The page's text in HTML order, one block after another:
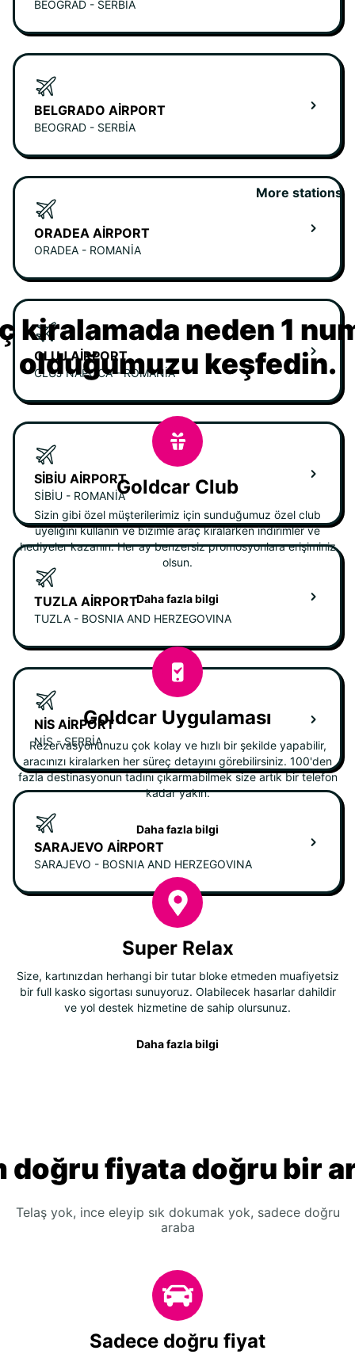
BEOGRAD - SERBIA
BELGRADO AIRPORT
BEOGRAD - SERBIA
ORADEA AIRPORT
ORADEA - ROMANIA
CLUJ AIRPORT
CLUJ NAPOCA - ROMANIA
SIBIU AIRPORT
SIBIU - ROMANIA
TUZLA AIRPORT
TUZLA - BOSNIA AND HERZEGOVINA
NIS AIRPORT
NIS - SERBIA
SARAJEVO AIRPORT
SARAJEVO - BOSNIA AND HERZEGOVINA
More stations
kiralamada neden 1
olduğumuzu keşfedin.
Goldcar Club
Sizin gibi özel müşterilerimiz için sunduğumuz özel club
üyeliğini kullanın ve bizimle araç kiralarken indirimler ve
hediyeler kazanın. Her ay benzersiz promosyonlara erişiminiz
olsun.
Daha fazla bilgi
Goldcar Uygulaması
Rezervasyonunuzu çok kolay ve hızlı bir şekilde yapabilir,
aracınızı kiralarken her süreç detayını görebilirsiniz. 100'den
fazla destinasyonun tadını çıkarmabilmek size artık bir telefon
kadar yakın.
Daha fazla bilgi
Super Relax
Size, kartınızdan herhangi bir tutar bloke etmeden muafiyetsiz
bir full kasko sigortası sunuyoruz. Olabilecek hasarlar dahildir
ve yol destek hizmetine de sahip olursunuz.
Daha fazla bilgi
doğru fiyata doğru bir
Telaş yok, ince eleyip sık dokumak yok, sadece doğru
araba
Sadece doğru fiyat